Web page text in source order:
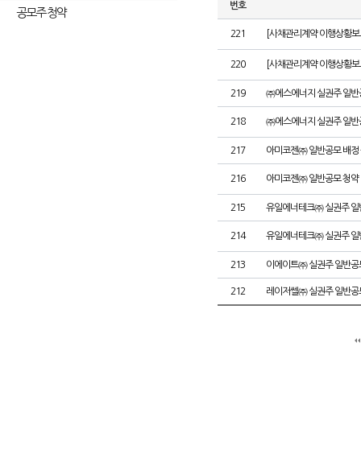
공모주 청약
번호
221 [사채관리계약 이행상황
220 [사채관리계약 이행상황
219 ㈜에스에너지 실권주 일반
218 ㈜에스에너지 실권주 일반
217 아미코젠㈜ 일반공모 배정
216 아미코젠㈜ 일반공모 청약
215 유일에너테크㈜ 실권주 일
214 유일에너테크㈜ 실권주 일
213 이에이트㈜ 실권주 일반공
212 레이저쎌㈜ 실권주 일반공